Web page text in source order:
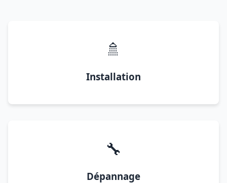
🚿
Installation
🔧
Dépannage